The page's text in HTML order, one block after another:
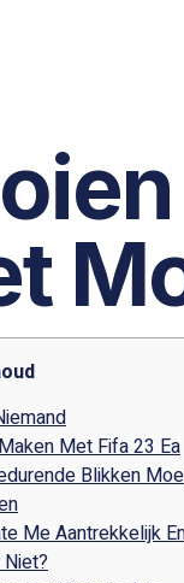
Met Fifa 23 Ea
Blikken
Me Aantrekkelijk